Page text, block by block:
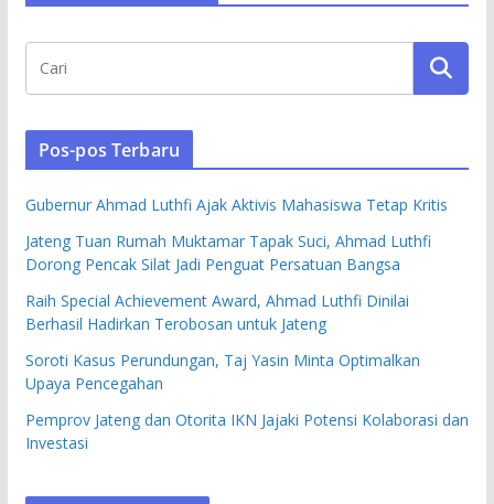
Pos-pos Terbaru
Gubernur Ahmad Luthfi Ajak Aktivis Mahasiswa Tetap Kritis
Jateng Tuan Rumah Muktamar Tapak Suci, Ahmad Luthfi
Dorong Pencak Silat Jadi Penguat Persatuan Bangsa
Raih Special Achievement Award, Ahmad Luthfi Dinilai
Berhasil Hadirkan Terobosan untuk Jateng
Soroti Kasus Perundungan, Taj Yasin Minta Optimalkan
Upaya Pencegahan
Pemprov Jateng dan Otorita IKN Jajaki Potensi Kolaborasi dan
Investasi